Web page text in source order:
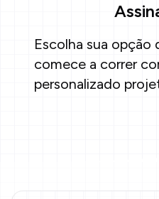
Escolha sua opção
comece a correr
personalizado